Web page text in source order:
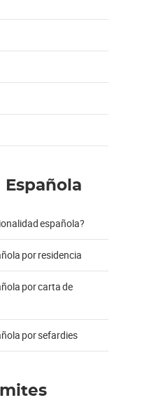
española?
por residencia
por carta de
por sefardies